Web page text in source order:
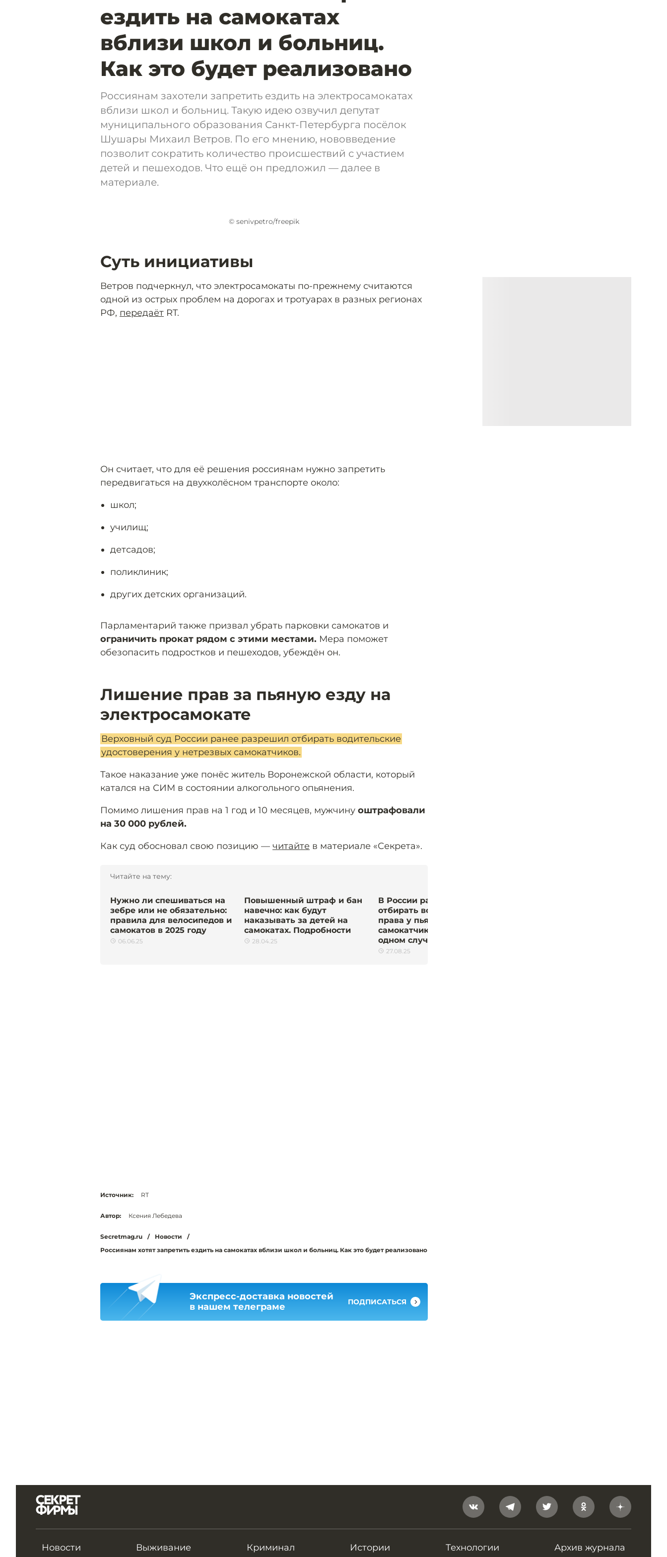
ездить на самокатах
вблизи школ и больниц.
Как это будет реализовано
Россиянам захотели запретить ездить на электросамокатах
вблизи школ и больниц. Такую идею озвучил депутат
муниципального образования Санкт-Петербурга посёлок
Шушары Михаил Ветров. По его мнению, нововведение
позволит сократить количество происшествий с участием
детей и пешеходов. Что ещё он предложил — далее в
материале.
© senivpetro/freepik
Суть инициативы
Ветров подчеркнул, что электросамокаты по-прежнему считаются
одной из острых проблем на дорогах и тротуарах в разных регионах
РФ, передаёт RT.
Он считает, что для её решения россиянам нужно запретить
передвигаться на двухколёсном транспорте около:
школ;
училищ;
детсадов;
поликлиник;
других детских организаций.
Парламентарий также призвал убрать парковки самокатов и
ограничить прокат рядом с этими местами. Мера поможет
обезопасить подростков и пешеходов, убеждён он.
Лишение прав за пьяную езду на
электросамокате
Верховный суд России ранее разрешил отбирать водительские
удостоверения у нетрезвых самокатчиков.
Такое наказание уже понёс житель Воронежской области, который
катался на СИМ в состоянии алкогольного опьянения.
Помимо лишения прав на 1 год и 10 месяцев, мужчину оштрафовали
на 30 000 рублей.
Как суд обосновал свою позицию — читайте в материале «Секрета».
Читайте на тему:
Нужно ли спешиваться на
зебре или не обязательно:
правила для велосипедов и
самокатов в 2025 году
06.06.25
Повышенный штраф и бан
навечно: как будут
наказывать за детей на
самокатах. Подробности
28.04.25
В России разрешили
отбирать водительские
права у пьяных
самокатчиков. Но только в
одном случае
27.08.25
Источник: RT
Автор: Ксения Лебедева
Secretmag.ru / Новости
/
Россиянам хотят запретить ездить на самокатах вблизи школ и больниц. Как это будет реализовано
Экспресс-доставка новостей
в нашем телеграме
ПОДПИСАТЬСЯ
Новости Выживание Криминал Истории Технологии Архив журнала